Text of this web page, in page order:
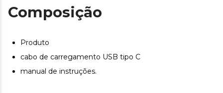
um carregamento rápido e eficiente para manter o
espelho sempre operacional.
Composição
Produto
cabo de carregamento USB tipo C
manual de instruções.